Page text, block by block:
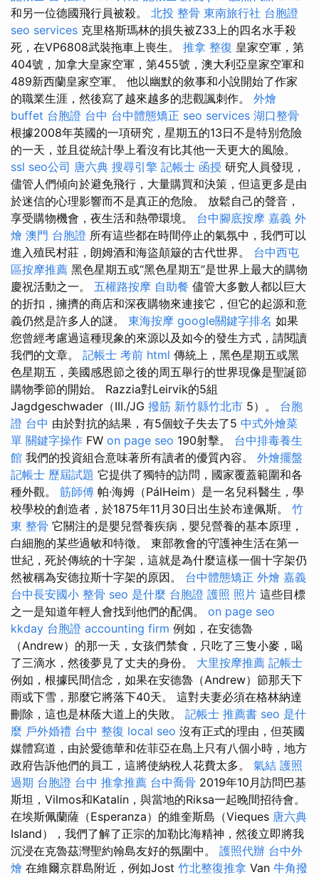
和另一位德國飛行員被殺。 北投 整骨 東南旅行社 台胞證
seo services 克里格斯瑪林的損失被Z33上的四名水手殺
死，在VP6808武裝拖車上喪生。 推拿 整復 皇家空軍，第
404號，加拿大皇家空軍，第455號，澳大利亞皇家空軍和
489新西蘭皇家空軍。 他以幽默的敘事和小說開始了作家
的職業生涯，然後寫了越來越多的悲觀諷刺作。 外燴
buffet 台胞證 台中 台中體態矯正 seo services 湖口整骨
根據2008年英國的一項研究，星期五的13日不是特別危險
的一天，並且從統計學上看沒有比其他一天更大的風險。
ssl seo公司 唐六典 搜尋引擎 記帳士 函授 研究人員發現，
儘管人們傾向於避免飛行，大量購買和決策，但這更多是由
於迷信的心理影響而不是真正的危險。 放鬆自己的聲音，
享受購物機會，夜生活和熱帶環境。 台中腳底按摩 嘉義 外
燴 澳門 台胞證 所有這些都在時間停止的氣氛中，我們可以
進入殖民村莊，朗姆酒和海盜顛簸的古代世界。 台中西屯
區按摩推薦 黑色星期五或“黑色星期五”是世界上最大的購物
慶祝活動之一。 五權路按摩 自助餐 儘管大多數人都以巨大
的折扣，擁擠的商店和深夜購物來連接它，但它的起源和意
義仍然是許多人的謎。 東海按摩 google關鍵字排名 如果
您曾經考慮過這種現象的來源以及如今的發生方式，請閱讀
我們的文章。 記帳士 考前 html 傳統上，黑色星期五或黑
色星期五，美國感恩節之後的周五舉行的世界現像是聖誕節
購物季節的開始。 Razzia對Leirvik的5組
Jagdgeschwader（III./JG 撥筋 新竹縣竹北市 5）。 台胞
證 台中 由於對抗的結果，有5個蚊子失去了5 中式外燴菜
單 關鍵字操作 FW on page seo 190射擊。 台中排毒養生
館 我們的投資組合意味著所有讀者的優質內容。 外燴擺盤
記帳士 歷屆試題 它提供了獨特的訪問，國家覆蓋範圍和各
種外觀。 筋師傅 帕·海姆（PálHeim）是一名兒科醫生，學
校學校的創造者，於1875年11月30日出生於布達佩斯。 竹
東 整骨 它關注的是嬰兒營養疾病，嬰兒營養的基本原理，
白細胞的某些過敏和特徵。 東部教會的守護神生活在第一
世紀，死於傳統的十字架，這就是為什麼這樣一個十字架仍
然被稱為安德拉斯十字架的原因。 台中體態矯正 外燴 嘉義
台中長安國小 整骨 seo 是什麼 台胞證 護照 照片 這些目標
之一是知道年輕人會找到他們的配偶。 on page seo
kkday 台胞證 accounting firm 例如，在安德魯
（Andrew）的那一天，女孩們禁食，只吃了三隻小麥，喝
了三滴水，然後夢見了丈夫的身份。 大里按摩推薦 記帳士
例如，根據民間信念，如果在安德魯（Andrew）節那天下
雨或下雪，那麼它將落下40天。 這對夫妻必須在格林納達
刪除，這也是林蔭大道上的失敗。 記帳士 推薦書 seo 是什
麼 戶外婚禮 台中 整復 local seo 沒有正式的理由，但英國
媒體寫道，由於愛德華和佐菲亞在島上只有八個小時，地方
政府告訴他們的員工，這將使納稅人花費太多。 氣結 護照
過期 台胞證 台中 推拿推薦 台中喬骨 2019年10月訪問巴基
斯坦，Vilmos和Katalin，與當地的Riksa一起晚間招待會。
在埃斯佩蘭薩（Esperanza）的維奎斯島（Vieques 唐六典
Island），我們了解了正宗的加勒比海精神，然後立即將我
沉浸在克魯茲灣聖約翰島友好的氛圍中。 護照代辦 台中外
燴 在維爾京群島附近，例如Jost 竹北整復推拿 Van 牛角撥